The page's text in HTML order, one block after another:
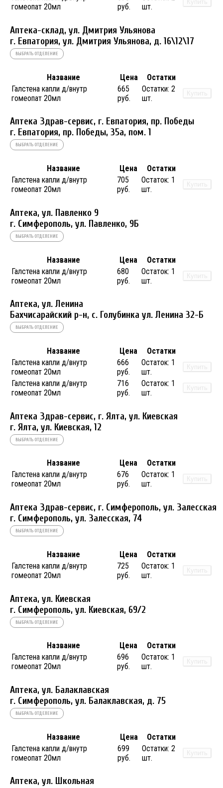
гомеопат 20мл
руб.
шт.
Купить
Аптека-склад, ул. Дмитрия Ульянова
г. Евпатория, ул. Дмитрия Ульянова, д. 16\12\17
ВЫБРАТЬ ОТДЕЛЕНИЕ
Название Цена
Остатки
Галстена капли д/внутр
гомеопат 20мл
665
руб.
Остатки: 2
шт.
Купить
Аптека Здрав-сервис, г. Евпатория, пр. Победы
г. Евпатория, пр. Победы, 35а, пом. 1
ВЫБРАТЬ ОТДЕЛЕНИЕ
Название Цена
Остатки
Галстена капли д/внутр
гомеопат 20мл
705
руб.
Остаток: 1
шт.
Купить
Аптека, ул. Павленко 9
г. Симферополь, ул. Павленко, 9Б
ВЫБРАТЬ ОТДЕЛЕНИЕ
Название Цена
Остатки
Галстена капли д/внутр
гомеопат 20мл
680
руб.
Остаток: 1
шт.
Купить
Аптека, ул. Ленина
Бахчисарайский р-н, с. Голубинка ул. Ленина 32-Б
ВЫБРАТЬ ОТДЕЛЕНИЕ
Название Цена
Остатки
Галстена капли д/внутр
гомеопат 20мл
666
руб.
Остаток: 1
шт.
Купить
Галстена капли д/внутр
гомеопат 20мл
716
руб.
Остаток: 1
шт.
Купить
Аптека Здрав-сервис, г. Ялта, ул. Киевская
г. Ялта, ул. Киевская, 12
ВЫБРАТЬ ОТДЕЛЕНИЕ
Название Цена
Остатки
Галстена капли д/внутр
гомеопат 20мл
676
руб.
Остаток: 1
шт.
Купить
Аптека Здрав-сервис, г. Симферополь, ул. Залесская
г. Симферополь, ул. Залесская, 74
ВЫБРАТЬ ОТДЕЛЕНИЕ
Название Цена
Остатки
Галстена капли д/внутр
гомеопат 20мл
725
руб.
Остаток: 1
шт.
Купить
Аптека, ул. Киевская
г. Симферополь, ул. Киевская, 69/2
ВЫБРАТЬ ОТДЕЛЕНИЕ
Название Цена
Остатки
Галстена капли д/внутр
гомеопат 20мл
696
руб.
Остаток: 1
шт.
Купить
Аптека, ул. Балаклавская
г. Симферополь, ул. Балаклавская, д. 75
ВЫБРАТЬ ОТДЕЛЕНИЕ
Название Цена
Остатки
Галстена капли д/внутр
гомеопат 20мл
699
руб.
Остатки: 2
шт.
Купить
Аптека, ул. Школьная